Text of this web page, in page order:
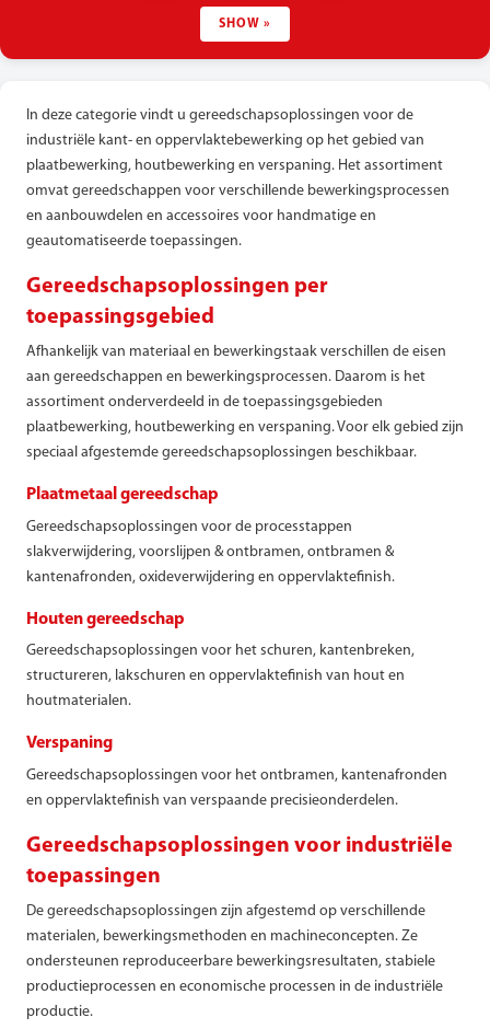
SHOW »
In deze categorie vindt u gereedschapsoplossingen voor de
industriële kant- en oppervlaktebewerking op het gebied van
plaatbewerking, houtbewerking en verspaning. Het assortiment
omvat gereedschappen voor verschillende bewerkingsprocessen
en aanbouwdelen en accessoires voor handmatige en
geautomatiseerde toepassingen.
Gereedschapsoplossingen per
toepassingsgebied
Afhankelijk van materiaal en bewerkingstaak verschillen de eisen
aan gereedschappen en bewerkingsprocessen. Daarom is het
assortiment onderverdeeld in de toepassingsgebieden
plaatbewerking, houtbewerking en verspaning. Voor elk gebied zijn
speciaal afgestemde gereedschapsoplossingen beschikbaar.
Plaatmetaal gereedschap
Gereedschapsoplossingen voor de processtappen
slakverwijdering, voorslijpen & ontbramen, ontbramen &
kantenafronden, oxideverwijdering en oppervlaktefinish.
Houten gereedschap
Gereedschapsoplossingen voor het schuren, kantenbreken,
structureren, lakschuren en oppervlaktefinish van hout en
houtmaterialen.
Verspaning
Gereedschapsoplossingen voor het ontbramen, kantenafronden
en oppervlaktefinish van verspaande precisieonderdelen.
Gereedschapsoplossingen voor industriële
toepassingen
De gereedschapsoplossingen zijn afgestemd op verschillende
materialen, bewerkingsmethoden en machineconcepten. Ze
ondersteunen reproduceerbare bewerkingsresultaten, stabiele
productieprocessen en economische processen in de industriële
productie.